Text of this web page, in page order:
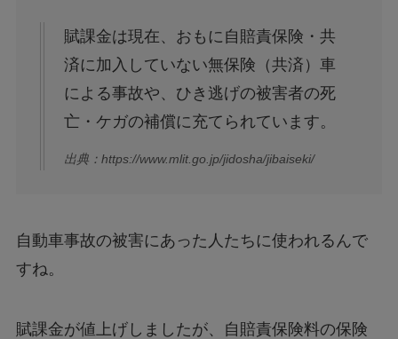
賦課金は現在、おもに自賠責保険・共
済に加入していない無保険（共済）車
による事故や、ひき逃げの被害者の死
亡・ケガの補償に充てられています。
出典：https://www.mlit.go.jp/jidosha/jibaiseki/
自動車事故の被害にあった人たちに使われるんで
すね。
賦課金が値上げしましたが、自賠責保険料の保険